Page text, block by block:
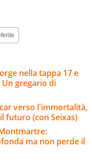
nella tappa 17 e
gregario di
verso l'immortalità,
futuro (con Seixas)
ma non perde il